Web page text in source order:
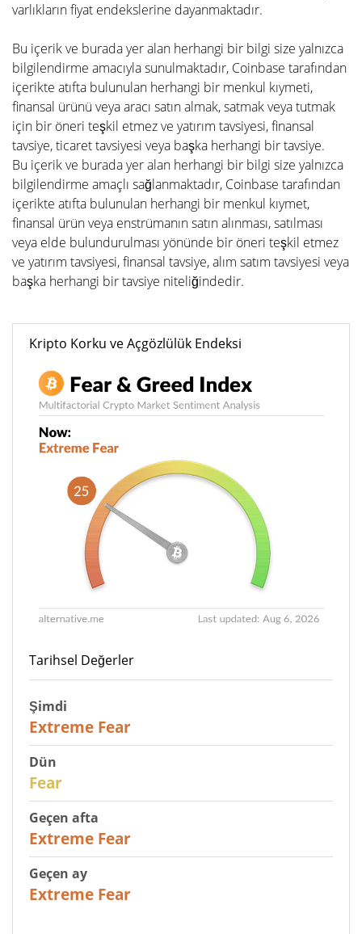
varlıkların fiyat endekslerine dayanmaktadır.
Bu içerik ve burada yer alan herhangi bir bilgi size yalnızca
bilgilendirme amacıyla sunulmaktadır, Coinbase tarafından
içerikte atıfta bulunulan herhangi bir menkul kıymeti,
finansal ürünü veya aracı satın almak, satmak veya tutmak
için bir öneri teşkil etmez ve yatırım tavsiyesi, finansal
tavsiye, ticaret tavsiyesi veya başka herhangi bir tavsiye.
Bu içerik ve burada yer alan herhangi bir bilgi size yalnızca
bilgilendirme amaçlı sağlanmaktadır, Coinbase tarafından
içerikte atıfta bulunulan herhangi bir menkul kıymet,
finansal ürün veya enstrümanın satın alınması, satılması
veya elde bulundurulması yönünde bir öneri teşkil etmez
ve yatırım tavsiyesi, finansal tavsiye, alım satım tavsiyesi veya
başka herhangi bir tavsiye niteliğindedir.
Kripto Korku ve Açgözlülük Endeksi
Tarihsel Değerler
Şimdi
Extreme Fear
Dün
Fear
Geçen afta
Extreme Fear
Geçen ay
Extreme Fear